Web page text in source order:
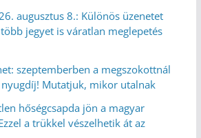
augusztus 8.: Különös üzenetet
jegyet is váratlan meglepetés
szeptemberben a megszokottnál
Mutatjuk, mikor utalnak
hőségcsapda jön a magyar
a trükkel vészelhetik át az